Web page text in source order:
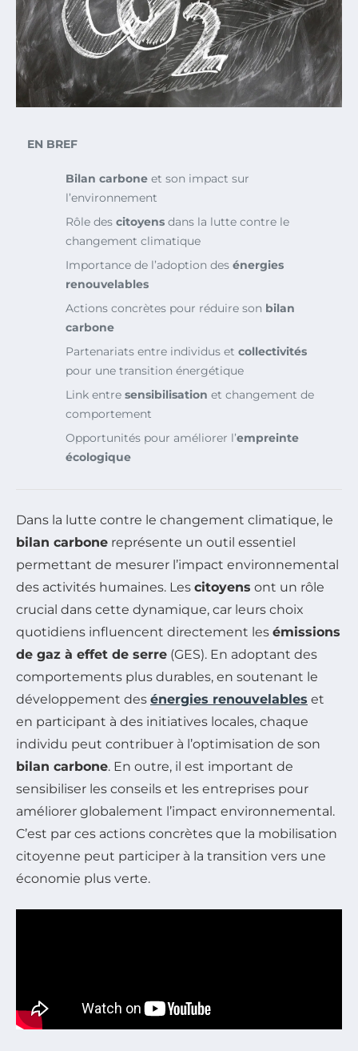
EN BREF
Bilan carbone et son impact sur
l’environnement
Rôle des citoyens dans la lutte contre le
changement climatique
Importance de l’adoption des énergies
renouvelables
Actions concrètes pour réduire son bilan
carbone
Partenariats entre individus et collectivités
pour une transition énergétique
Link entre sensibilisation et changement de
comportement
Opportunités pour améliorer l’empreinte
écologique
Dans la lutte contre le changement climatique, le
bilan carbone représente un outil essentiel
permettant de mesurer l’impact environnemental
des activités humaines. Les citoyens ont un rôle
crucial dans cette dynamique, car leurs choix
quotidiens influencent directement les émissions
de gaz à effet de serre (GES). En adoptant des
comportements plus durables, en soutenant le
développement des énergies renouvelables et
en participant à des initiatives locales, chaque
individu peut contribuer à l’optimisation de son
bilan carbone. En outre, il est important de
sensibiliser les conseils et les entreprises pour
améliorer globalement l’impact environnemental.
C’est par ces actions concrètes que la mobilisation
citoyenne peut participer à la transition vers une
économie plus verte.